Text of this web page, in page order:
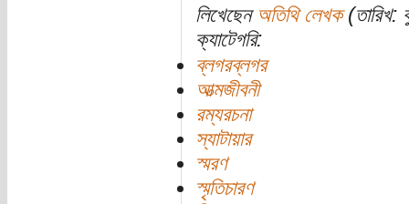
লিখেছেন অতিথি লেখক(তারিখ:
ক্যাটেগরি:
ব্লগরব্লগর
আত্মজীবনী
রম্যরচনা
স্যাটায়ার
স্মরণ
স্মৃতিচারণ